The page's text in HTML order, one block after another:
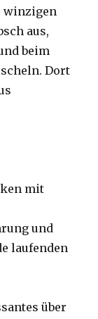
winzigen
aus,
beim
Dort
mit
und
laufenden
über